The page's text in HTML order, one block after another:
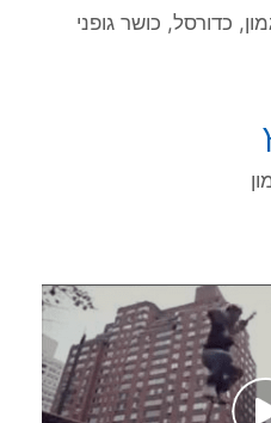
, כדורסל, כושר גופני